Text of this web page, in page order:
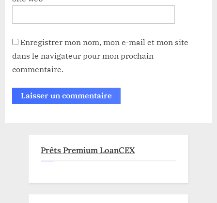
Enregistrer mon nom, mon e-mail et mon site
dans le navigateur pour mon prochain
commentaire.
Prêts Premium LoanCEX